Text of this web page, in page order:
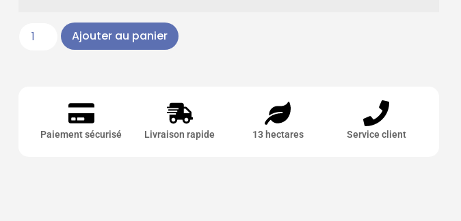
Ajouter au panier
Paiement sécurisé Livraison rapide 13 hectares Service client